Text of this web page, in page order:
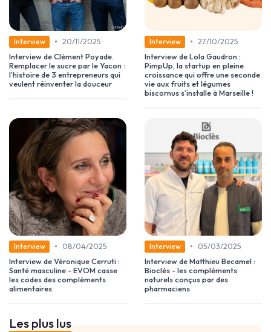
Interview • 20/11/2025
Interview de Clément Poyade.
Remplacer le sucre par le Yacon :
l’histoire de 3 entrepreneurs qui
veulent réinventer la douceur
Interview • 27/10/2025
Interview de Lola Gaudron :
PimpUp, la startup en pleine
croissance qui offre une seconde
vie aux fruits et légumes
biscornus s’installe à Marseille !
Interview •
08/04/2025
Interview de Véronique Cerruti :
Santé masculine - EVOM casse
les codes des compléments
alimentaires
Interview •
05/03/2025
Interview de Matthieu Becamel :
Bioclès - les compléments
naturels conçus par des
pharmaciens
Les plus lus